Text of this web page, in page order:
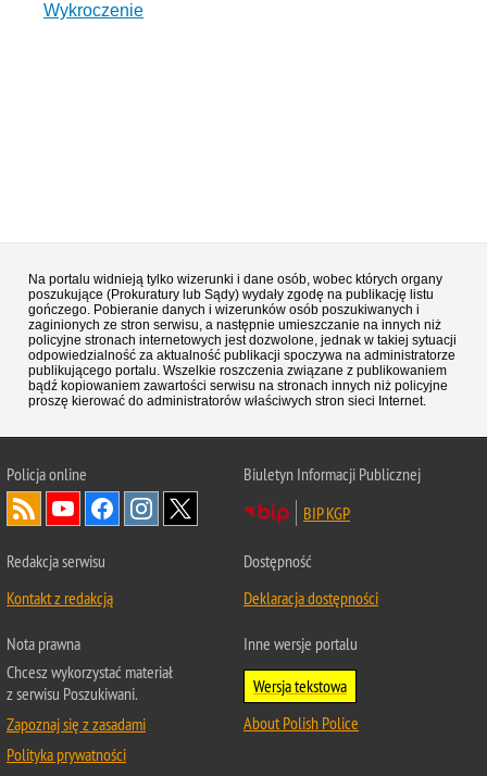
Wykroczenie
Na portalu widnieją tylko wizerunki i dane osób, wobec których organy
poszukujące (Prokuratury lub Sądy) wydały zgodę na publikację listu
gończego. Pobieranie danych i wizerunków osób poszukiwanych i
zaginionych ze stron serwisu, a następnie umieszczanie na innych niż
policyjne stronach internetowych jest dozwolone, jednak w takiej sytuacji
odpowiedzialność za aktualność publikacji spoczywa na administratorze
publikującego portalu. Wszelkie roszczenia związane z publikowaniem
bądź kopiowaniem zawartości serwisu na stronach innych niż policyjne
proszę kierować do administratorów właściwych stron sieci Internet.
Policjaonline
Biuletyn Informacji Publicznej
BIP KGP
Redakcja serwisu
Kontakt z redakcją
Dostępność
Deklaracja dostępności
Nota prawna
Chcesz wykorzystać materiał
z serwisu Poszukiwani.
Zapoznaj się z zasadami
Polityka prywatności
Inne wersje portalu
Wersja tekstowa
About Polish Police